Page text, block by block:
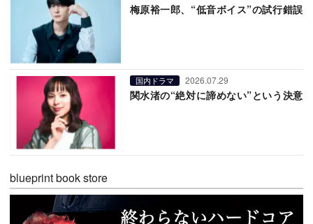
梅原裕一郎、“低音ボイス”の試行錯誤
国内ドラマ 2026.07.29
関水渚の“絶対に諦めない”という決意
blueprint book store